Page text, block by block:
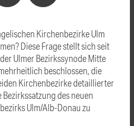
Kirchenbezirke Ulm
Diese Frage stellt sich seit
Ulmer Bezirkssynode Mitte
beschlossen, die
Kirchenbezirke detaillierter
des neuen
Ulm/Alb-Donau zu